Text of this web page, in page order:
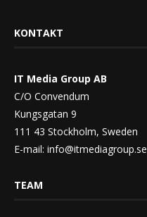
KONTAKT
IT Media Group AB
C/O Convendum
Kungsgatan 9
111 43 Stockholm, Sweden
E-mail: info@itmediagroup.se
TEAM